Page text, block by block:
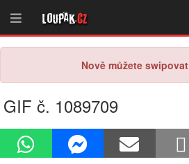
Loupak.cz
Nově můžete swipovat
GIF č. 1089709